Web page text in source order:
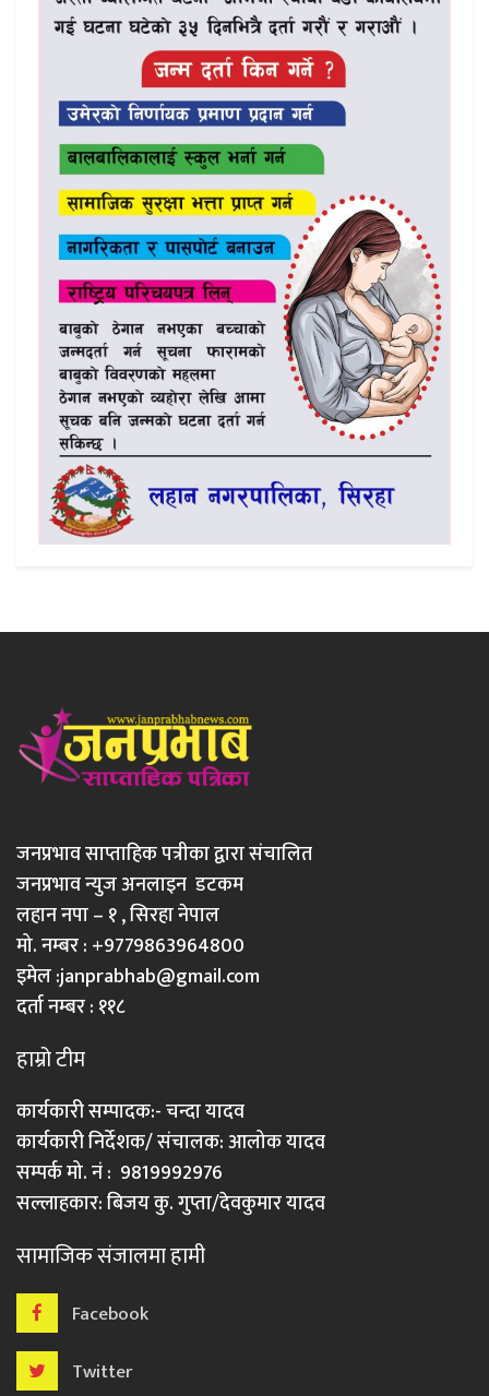
जनप्रभाव साप्ताहिक पत्रीका द्वारा संचालित
जनप्रभाव न्युज अनलाइन डटकम
लहान नपा – १ , सिरहा नेपाल
मो. नम्बर : +9779863964800
इमेल :janprabhab@gmail.com
दर्ता नम्बर : ११८
हाम्रो टीम
कार्यकारी सम्पादक:- चन्दा यादव
कार्यकारी निर्देशक/ संचालक: आलोक यादव
सम्पर्क मो. नं : 9819992976
सल्लाहकार: बिजय कु. गुप्ता/देवकुमार यादव
सामाजिक संजालमा हामी
Facebook
Twitter